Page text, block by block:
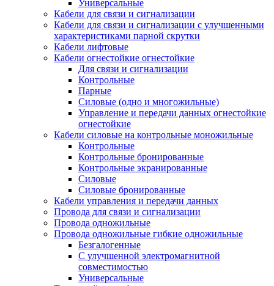
Универсальные
Кабели для связи и сигнализации
Кабели для связи и сигнализации с улучшенными
характеристиками парной скрутки
Кабели лифтовые
Кабели огнестойкие огнестойкие
Для связи и сигнализации
Контрольные
Парные
Силовые (одно и многожильные)
Управление и передачи данных огнестойкие
огнестойкие
Кабели силовые на контрольные моножильные
Контрольные
Контрольные бронированные
Контрольные экранированные
Силовые
Силовые бронированные
Кабели управления и передачи данных
Провода для связи и сигнализации
Провода одножильные
Провода одножильные гибкие одножильные
Безгалогенные
С улучшенной электромагнитной
совместимостью
Универсальные